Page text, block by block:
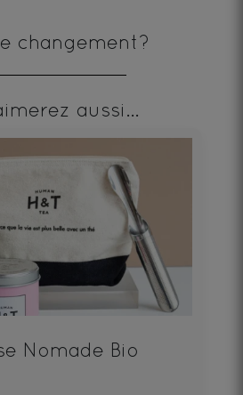
changement?
aussi...
Nomade Bio